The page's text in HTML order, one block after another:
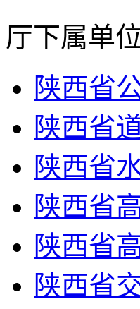
厅下属单位
陕西省
陕西省
陕西省
陕西省
陕西省
陕西省